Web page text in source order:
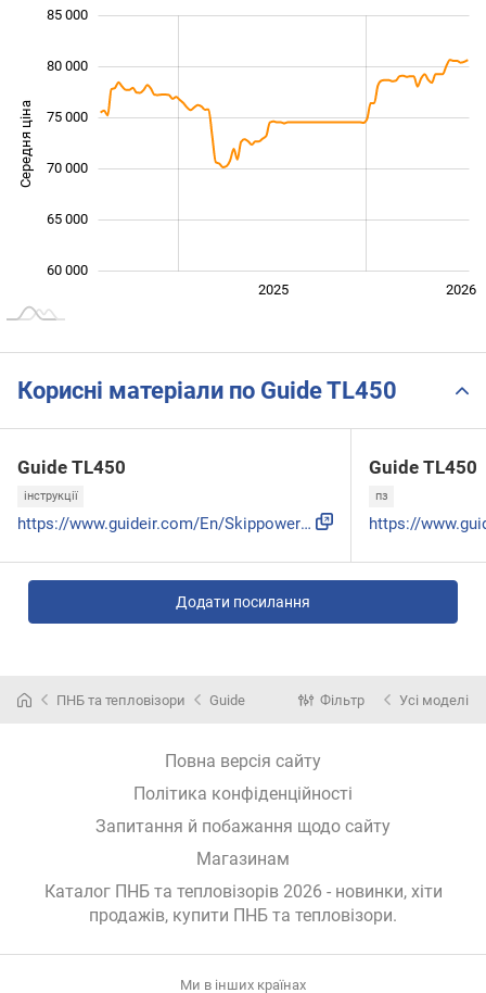
Середня ціна
60 000
65 000
70 000
75 000
80 000
85 000
2025 2026
Корисні матеріали по Guide TL450
Guide TL450
інструкції
https://www.guideir.com/En/Skippower/downloadFile?id=232&mi...
Guide TL450
пз
Додати посилання
ПНБ та тепловізори Guide Фільтр Усі моделі
Повна версія сайту
Політика конфіденційності
Запитання й побажання щодо сайту
Магазинам
Каталог ПНБ та тепловізорів 2026 - новинки, хіти
продажів, купити ПНБ та тепловізори.
Ми в інших країнах